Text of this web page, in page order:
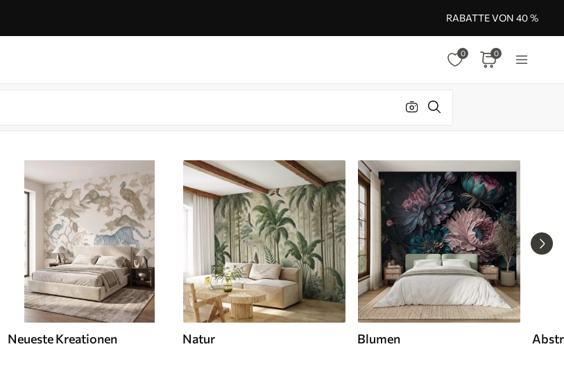
RABATTE VON 40 %
0 0
Neueste Kreationen Natur Blumen